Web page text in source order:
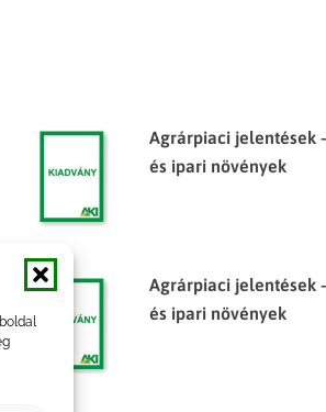
Agrárpiaci jelentések
és ipari növények
Agrárpiaci jelentések
és ipari növények